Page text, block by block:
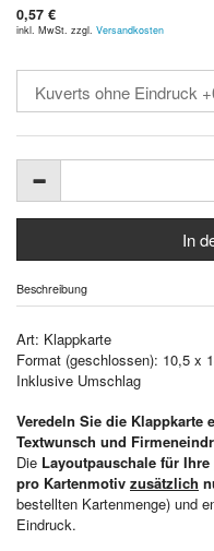
0,57 €
inkl. MwSt. zzgl. Versandkosten
Beschreibung
Art: Klappkarte
Format (geschlossen): 10,5 x
Inklusive Umschlag
Veredeln Sie die
Textwunsch und
Die Layoutpauschale für
pro Kartenmotiv zusätzlich
bestellten Kartenmenge) und
Eindruck.